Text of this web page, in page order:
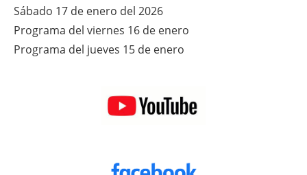
Sábado 17 de enero del 2026
Programa del viernes 16 de enero
Programa del jueves 15 de enero